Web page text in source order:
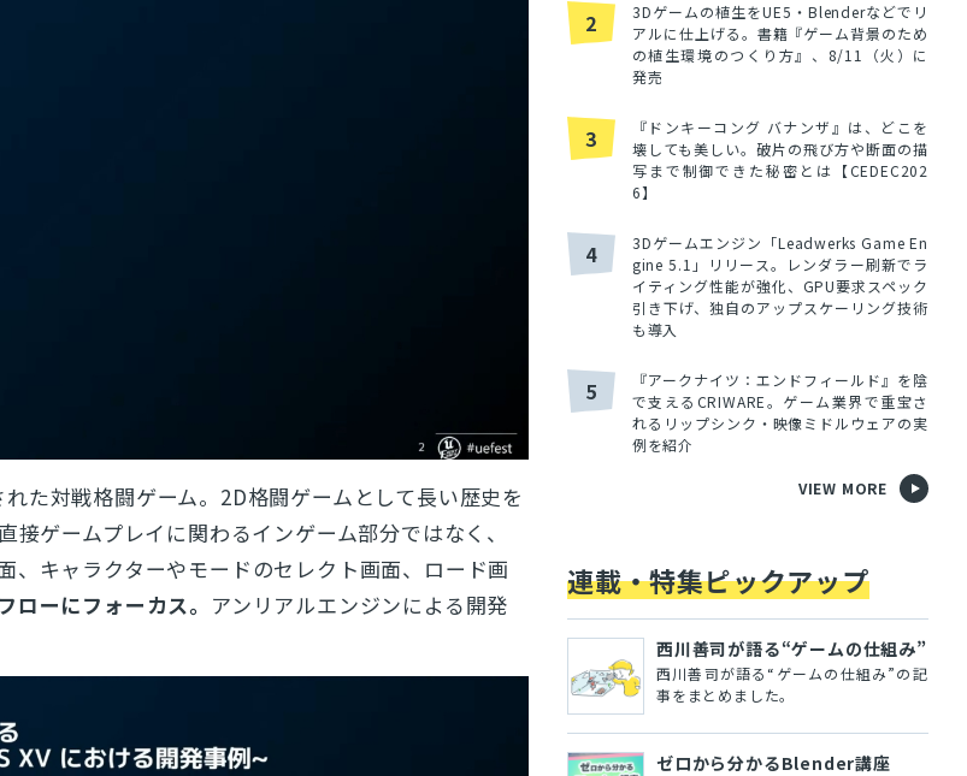
た対戦格闘ゲーム。2D格闘ゲームとして長い歴史を
接ゲームプレイに関わるインゲーム部分ではなく、
、キャラクターやモードのセレクト画面、ロード画
ローにフォーカス。 アンリアルエンジンによる開発
2
3Dゲームの植生をUE5・Blenderなどでリ
アルに仕上げる。書籍『ゲーム背景のため
の植生環境のつくり方』、8/11（火）に
発売
3
『ドンキーコング バナンザ』は、どこを
壊しても美しい。破片の飛び方や断面の描
写まで制御できた秘密とは【CEDEC202
6】
4
3Dゲームエンジン「Leadwerks Game En
gine 5.1」リリース。レンダラー刷新でラ
イティング性能が強化、GPU要求スペック
引き下げ、独自のアップスケーリング技術
も導入
5
『アークナイツ：エンドフィールド』を陰
で支えるCRIWARE。ゲーム業界で重宝さ
れるリップシンク・映像ミドルウェアの実
例を紹介
VIEW MORE
連載・特集ピックアップ
西川善司が語る“ゲームの仕組み”
西川善司が語る“ゲームの仕組み”の記
事をまとめました。
ゼロから分かるBlender講座
とじる